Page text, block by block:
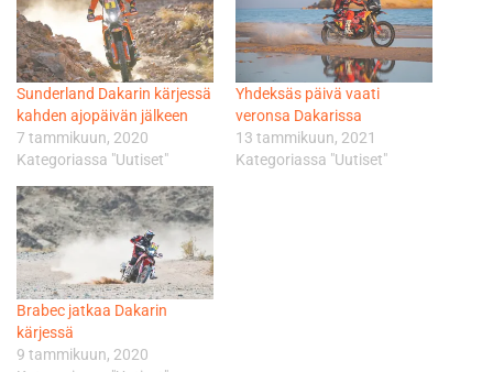
Sunderland Dakarin kärjessä
kahden ajopäivän jälkeen
7 tammikuun, 2020
Kategoriassa "Uutiset"
Yhdeksäs päivä vaati
veronsa Dakarissa
13 tammikuun, 2021
Kategoriassa "Uutiset"
Brabec jatkaa Dakarin
kärjessä
9 tammikuun, 2020